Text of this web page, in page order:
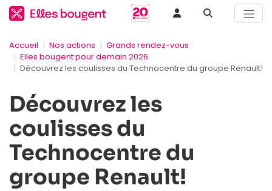
Accueil Nos actions
Grands rendez-vous
Elles bougent pour demain 2026
Découvrez les coulisses du Technocentre du groupe Renault!
Découvrez les
coulisses du
Technocentre du
groupe Renault!